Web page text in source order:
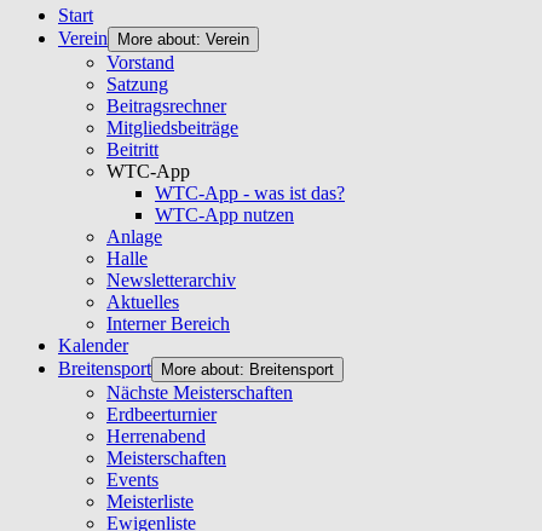
Start
Verein
More about: Verein
Vorstand
Satzung
Beitragsrechner
Mitgliedsbeiträge
Beitritt
WTC-App
WTC-App - was ist das?
WTC-App nutzen
Anlage
Halle
Newsletterarchiv
Aktuelles
Interner Bereich
Kalender
Breitensport
More about: Breitensport
Nächste Meisterschaften
Erdbeerturnier
Herrenabend
Meisterschaften
Events
Meisterliste
Ewigenliste